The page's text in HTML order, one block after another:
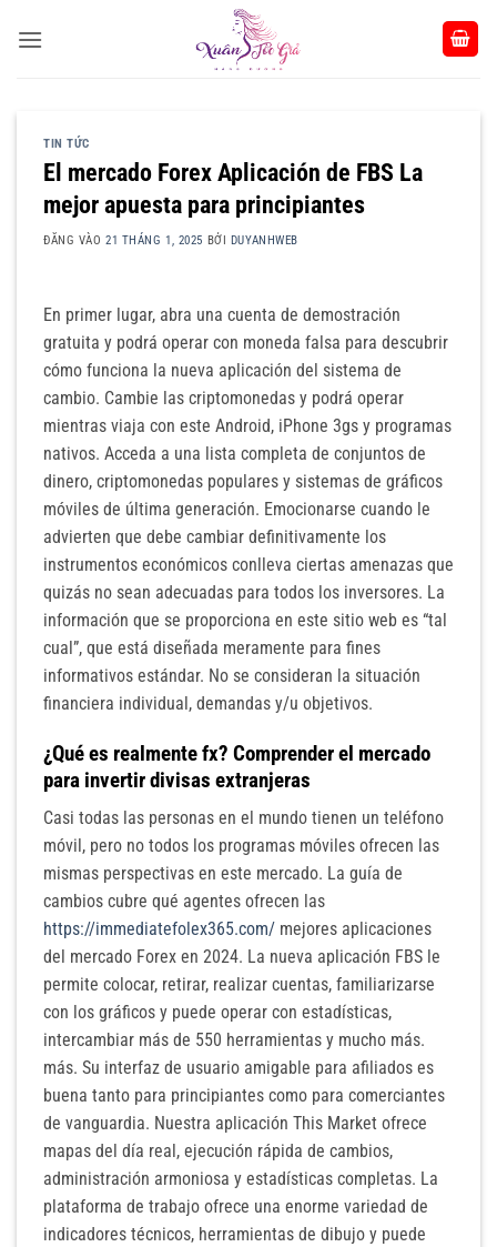
qua
TIN TỨC
El mercado Forex Aplicación de FBS La
mejor apuesta para principiantes
ĐĂNG VÀO21 THÁNG 1, 2025 BỞI DUYANHWEB
En primer lugar, abra una cuenta de demostración
gratuita y podrá operar con moneda falsa para descubrir
cómo funciona la nueva aplicación del sistema de
cambio. Cambie las criptomonedas y podrá operar
mientras viaja con este Android, iPhone 3gs y programas
nativos. Acceda a una lista completa de conjuntos de
dinero, criptomonedas populares y sistemas de gráficos
móviles de última generación. Emocionarse cuando le
advierten que debe cambiar definitivamente los
instrumentos económicos conlleva ciertas amenazas que
quizás no sean adecuadas para todos los inversores. La
información que se proporciona en este sitio web es “tal
cual”, que está diseñada meramente para fines
informativos estándar. No se consideran la situación
financiera individual, demandas y/u objetivos.
¿Qué es realmente fx? Comprender el mercado
para invertir divisas extranjeras
Casi todas las personas en el mundo tienen un teléfono
móvil, pero no todos los programas móviles ofrecen las
mismas perspectivas en este mercado. La guía de
cambios cubre qué agentes ofrecen las
https://immediatefolex365.com/ mejores aplicaciones
del mercado Forex en 2024. La nueva aplicación FBS le
permite colocar, retirar, realizar cuentas, familiarizarse
con los gráficos y puede operar con estadísticas,
intercambiar más de 550 herramientas y mucho más.
más. Su interfaz de usuario amigable para afiliados es
buena tanto para principiantes como para comerciantes
de vanguardia. Nuestra aplicación This Market ofrece
mapas del día real, ejecución rápida de cambios,
administración armoniosa y estadísticas completas. La
plataforma de trabajo ofrece una enorme variedad de
indicadores técnicos, herramientas de dibujo y puede